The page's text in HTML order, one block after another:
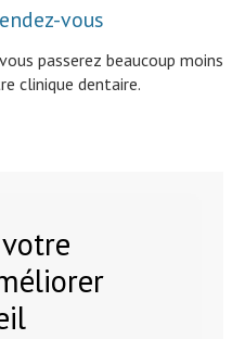
vous
passerez beaucoup moins
clinique dentaire.